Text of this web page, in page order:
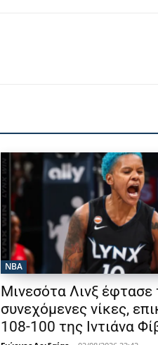
NBA
Μινεσότα Λινξ έφτασε
συνεχόμενες νίκες,
108-100 της Ιντιάνα